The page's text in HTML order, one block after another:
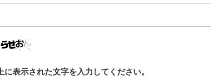
上に表示された文字を入力してください。